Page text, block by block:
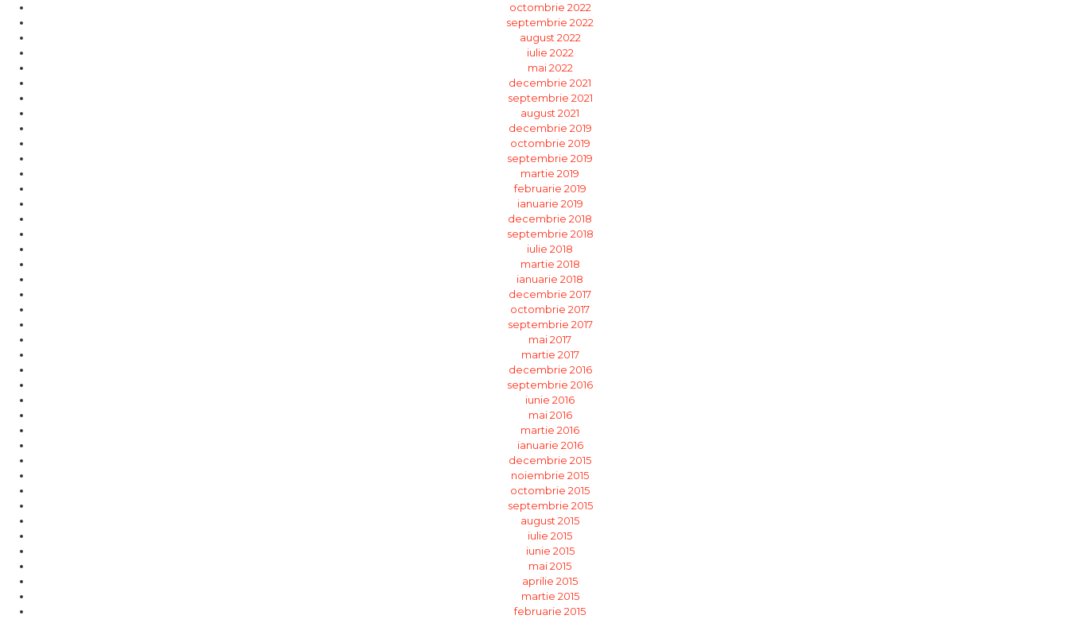
octombrie 2022
septembrie 2022
august 2022
iulie 2022
mai 2022
decembrie 2021
septembrie 2021
august 2021
decembrie 2019
octombrie 2019
septembrie 2019
martie 2019
februarie 2019
ianuarie 2019
decembrie 2018
septembrie 2018
iulie 2018
martie 2018
ianuarie 2018
decembrie 2017
octombrie 2017
septembrie 2017
mai 2017
martie 2017
decembrie 2016
septembrie 2016
iunie 2016
mai 2016
martie 2016
ianuarie 2016
decembrie 2015
noiembrie 2015
octombrie 2015
septembrie 2015
august 2015
iulie 2015
iunie 2015
mai 2015
aprilie 2015
martie 2015
februarie 2015